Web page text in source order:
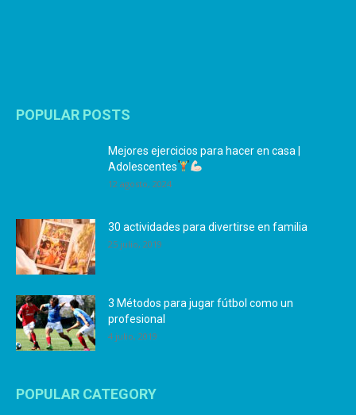
POPULAR POSTS
Mejores ejercicios para hacer en casa |
Adolescentes
12 agosto, 2024
30 actividades para divertirse en familia
25 julio, 2019
3 Métodos para jugar fútbol como un
profesional
4 julio, 2019
POPULAR CATEGORY